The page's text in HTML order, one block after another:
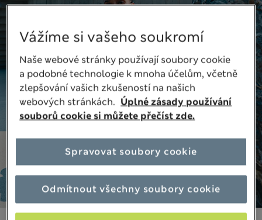
Vážíme si vašeho soukromí
Naše webové stránky používají soubory cookie
a podobné technologie k mnoha účelům, včetně
zlepšování vašich zkušeností na našich
webových stránkách. Úplné zásady používání
souborů cookie si můžete přečíst zde.
Odmítnout všechny soubory cookie
Spravovat soubory cookie